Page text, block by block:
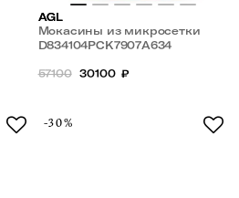
AGL
Мокасины из микросетки
D834104PCK7907A634
57100 30100 ₽
-30%